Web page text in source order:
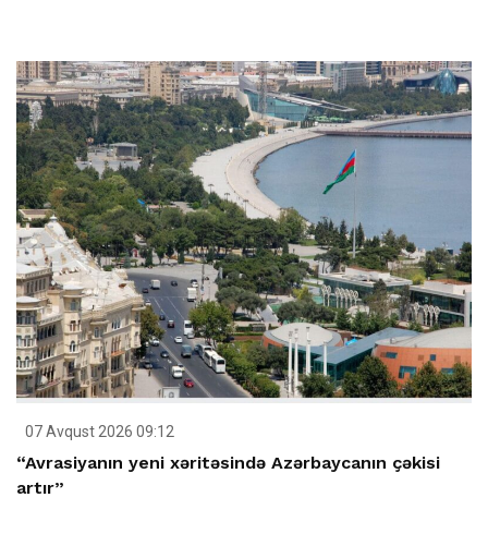
07 Avqust 2026 09:12
“Avrasiyanın yeni xəritəsində Azərbaycanın çəkisi
artır”